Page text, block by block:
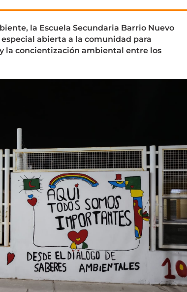
la Escuela Secundaria Barrio Nuevo
abierta a la comunidad para
la concientización ambiental entre los